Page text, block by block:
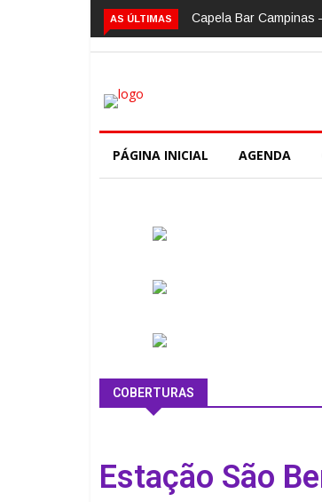
AS ÚLTIMAS Capela Bar Campinas
PÁGINA INICIAL AGENDA
COBERTURAS
Estação São